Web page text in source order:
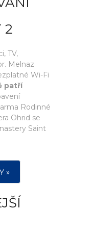
2
TV,
Melnaz
Wi-Fi
patří
Rodinné
Ohrid se
Saint
»